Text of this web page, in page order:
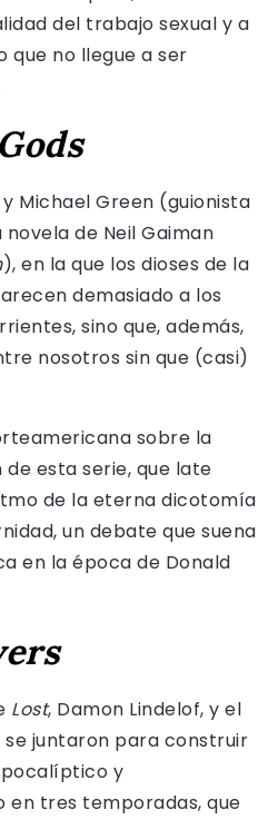
del trabajo sexual y a
que no llegue a ser
Michael Green (guionista
de Neil Gaiman
), en la que los dioses de la
demasiado a los
sino que, además,
nosotros sin que (casi)
sobre la
esta serie, que late
de la eterna dicotomía
un debate que suena
en la época de Donald
Lost, Damon Lindelof, y el
juntaron para construir
y
en tres temporadas, que